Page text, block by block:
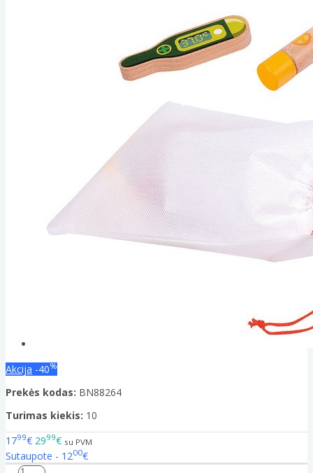
Akcija -40%
Prekės kodas: BN88264
Turimas kiekis: 10
1799€ 2999€ su PVM
Sutaupote - 1200€